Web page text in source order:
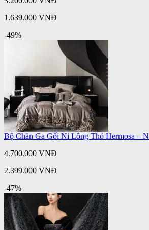
1.639.000 VNĐ
-49%
Bộ Chăn Ga Gối Nỉ Lông Thỏ Hermosa –
4.700.000 VNĐ
2.399.000 VNĐ
-47%